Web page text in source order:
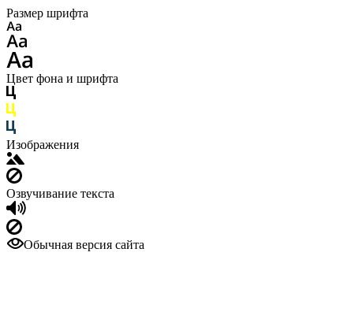
Размер шрифта
Цвет фона и шрифта
Изображения
Озвучивание текста
Обычная версия сайта